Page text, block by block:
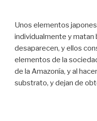
Unos elementos
individualmente y matan
desaparecen, y ellos
elementos de la
de la Amazonía, y al
substrato, y dejan de